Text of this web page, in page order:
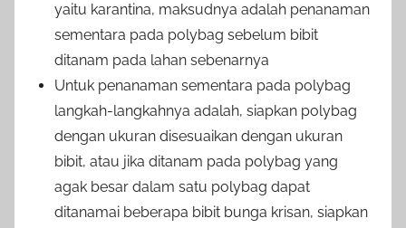
yaitu karantina, maksudnya adalah penanaman
sementara pada polybag sebelum bibit
ditanam pada lahan sebenarnya
Untuk penanaman sementara pada polybag
langkah-langkahnya adalah, siapkan polybag
dengan ukuran disesuaikan dengan ukuran
bibit, atau jika ditanam pada polybag yang
agak besar dalam satu polybag dapat
ditanamai beberapa bibit bunga krisan, siapkan